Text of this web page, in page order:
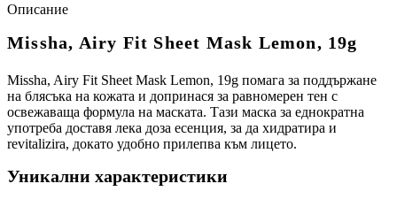
Описание
Missha, Airy Fit Sheet Mask Lemon, 19g
Missha, Airy Fit Sheet Mask Lemon, 19g помага за поддържане
на блясъка на кожата и допринася за равномерен тен с
освежаваща формула на маската. Тази маска за еднократна
употреба доставя лека доза есенция, за да хидратира и
revitalizira, докато удобно прилепва към лицето.
Уникални характеристики